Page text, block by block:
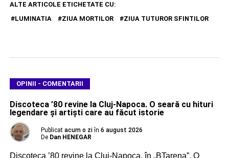
ALTE ARTICOLE ETICHETATE CU:
LUMINATIA
ZIUA MORTILOR ZIUA TUTUROR SFINTILOR
OPINII - COMENTARII
Discoteca ’80 revine la Cluj-Napoca. O seară cu hituri
legendare și artiști care au făcut istorie
Publicat acum o zi în 6 august 2026
De Dan HENEGAR
Discoteca ’80 revine la Cluj-Napoca, în „BTarena”. O